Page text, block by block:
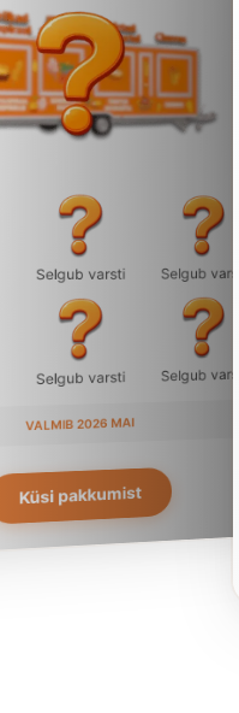
Selgub varsti Selgub varsti
Selgub varsti Selgub varsti
VALMIB 2026 MAI
Küsi pakkumist